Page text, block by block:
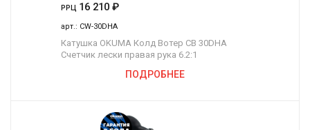
РРЦ 16 210 ₽
арт.: CW-30DHA
Катушка OKUMA Колд Вотер СВ 30DHA
Счетчик лески правая рука 6.2:1
ПОДРОБНЕЕ